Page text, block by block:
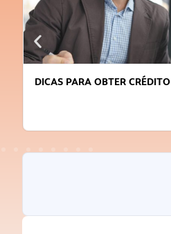
DICAS PARA OBTER CRÉDITO